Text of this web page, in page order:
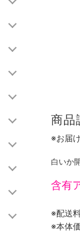
商品
※お届
白いか
含有
※配送
※本体